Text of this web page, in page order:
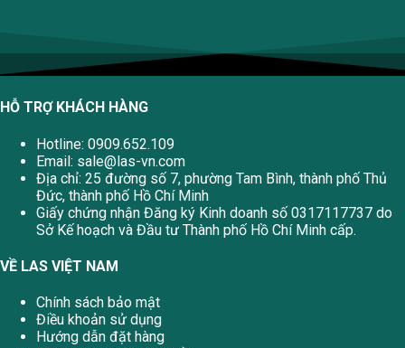
HỖ TRỢ KHÁCH HÀNG
Hotline: 0909.652.109
Email: sale@las-vn.com
Địa chỉ: 25 đường số 7, phường Tam Bình, thành phố Thủ
Đức, thành phố Hồ Chí Minh
Giấy chứng nhận Đăng ký Kinh doanh số 0317117737 do
Sở Kế hoạch và Đầu tư Thành phố Hồ Chí Minh cấp.
VỀ LAS VIỆT NAM
Chính sách bảo mật
Điều khoản sử dụng
Hướng dẫn đặt hàng